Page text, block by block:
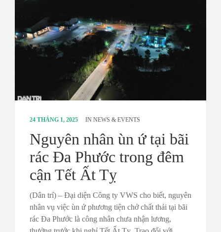
24 THÁNG 1, 2025 IN NEWS & EVENTS
Nguyên nhân ùn ứ tại bãi
rác Đa Phước trong đêm
cận Tết Ất Tỵ
(Dân trí) – Đại diện Công ty VWS cho biết, nguyên
nhân vụ việc ùn ứ phương tiện chở chất thải tại bãi
rác Đa Phước là công nhân chưa nhận lương,